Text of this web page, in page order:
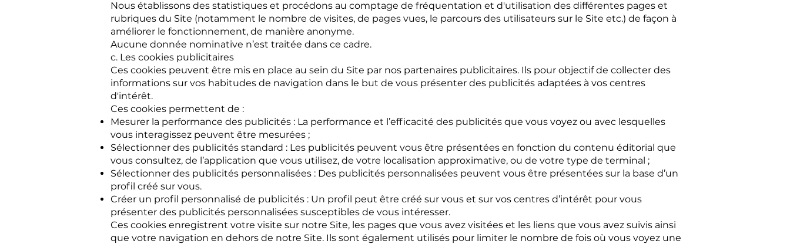
Nous établissons des statistiques et procédons au comptage de fréquentation et d'utilisation des différentes pages et
rubriques du Site (notamment le nombre de visites, de pages vues, le parcours des utilisateurs sur le Site etc.) de façon à
améliorer le fonctionnement, de manière anonyme.
Aucune donnée nominative n’est traitée dans ce cadre.
c. Les cookies publicitaires
Ces cookies peuvent être mis en place au sein du Site par nos partenaires publicitaires. Ils pour objectif de collecter des
informations sur vos habitudes de navigation dans le but de vous présenter des publicités adaptées à vos centres
d'intérêt.
Ces cookies permettent de :
Mesurer la performance des publicités : La performance et l’efficacité des publicités que vous voyez ou avec lesquelles
vous interagissez peuvent être mesurées ;
Sélectionner des publicités standard : Les publicités peuvent vous être présentées en fonction du contenu éditorial que
vous consultez, de l’application que vous utilisez, de votre localisation approximative, ou de votre type de terminal ;
Sélectionner des publicités personnalisées : Des publicités personnalisées peuvent vous être présentées sur la base d’un
profil créé sur vous.
Créer un profil personnalisé de publicités : Un profil peut être créé sur vous et sur vos centres d’intérêt pour vous
présenter des publicités personnalisées susceptibles de vous intéresser.
Ces cookies enregistrent votre visite sur notre Site, les pages que vous avez visitées et les liens que vous avez suivis ainsi
que votre navigation en dehors de notre Site. Ils sont également utilisés pour limiter le nombre de fois où vous voyez une